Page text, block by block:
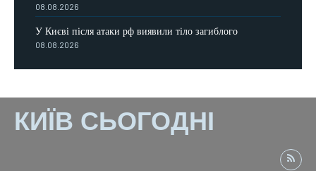
08.08.2026
У Києві після атаки рф виявили тіло загиблого
08.08.2026
КИЇВ СЬОГОДНІ